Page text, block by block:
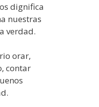
dignifica
nuestras
verdad.
orar,
contar